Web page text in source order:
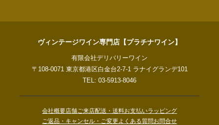
ヴィンテージワイン専門店【プラチナワイン】
有限会社デリバリーワイン
〒108-0071 東京都港区白金台2-7-1 ラナイグランデ101
TEL: 03-5913-8046
会社概要店舗ご来店配送・送料お支払いラッピング
ご返品・キャンセル・ご変更よくある質問お問合せ